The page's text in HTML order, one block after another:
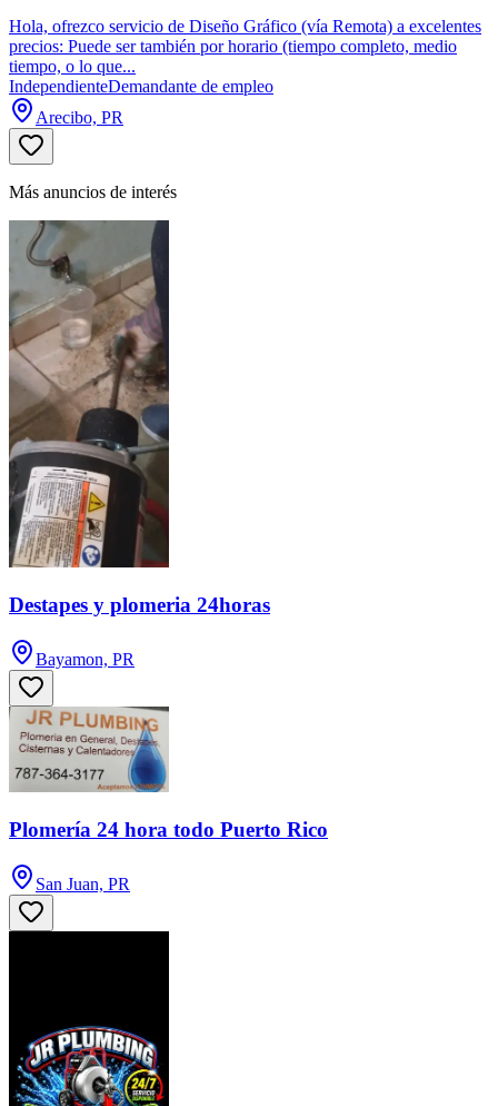
Hola, ofrezco servicio de Diseño Gráfico (vía Remota) a excelentes
precios: Puede ser también por horario (tiempo completo, medio
tiempo, o lo que...
IndependienteDemandante de empleo
Arecibo, PR
Más anuncios de interés
Destapes y plomeria 24horas
Bayamon, PR
Plomería 24 hora todo Puerto Rico
San Juan, PR